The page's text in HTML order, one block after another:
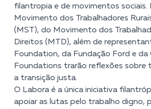
filantropia e de movimentos
Movimento dos Trabalhadores
(MST), do Movimento dos
Direitos (MTD), além de
Foundation, da Fundação Ford e
Foundations trarão reflexões sobre
a transição justa.
O Labora é a única iniciativa
apoiar as lutas pelo trabalho digno,